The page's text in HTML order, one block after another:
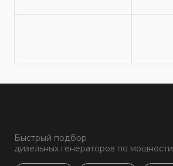
Быстрый подбор
дизельных генераторов по мощности